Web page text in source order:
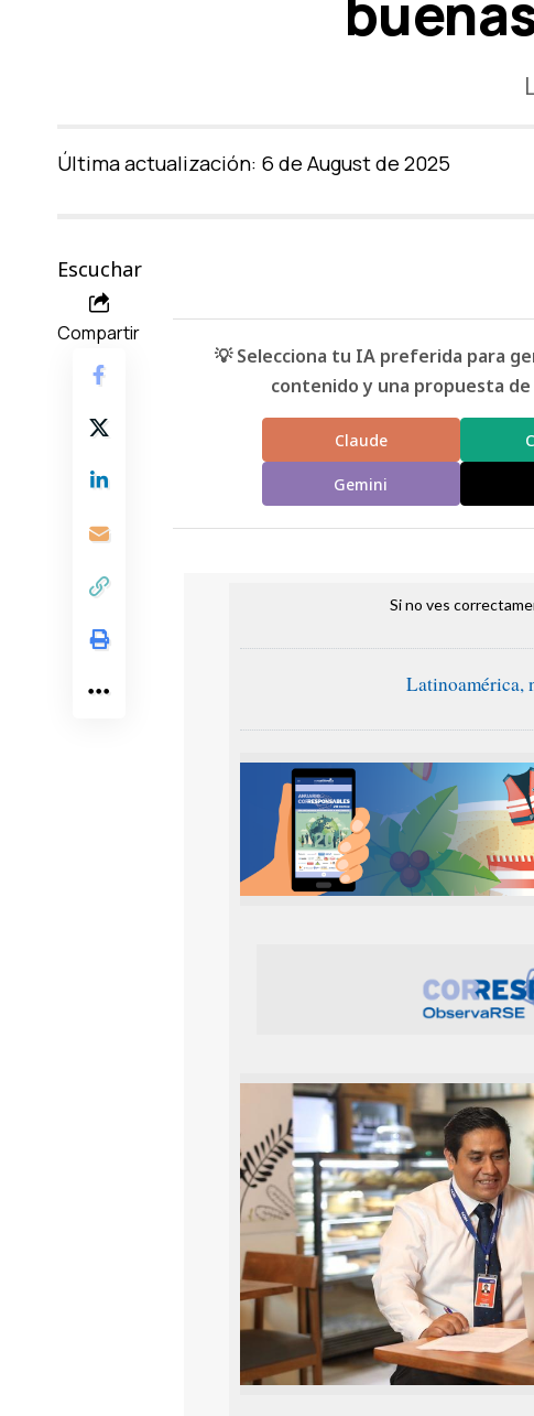
Última actualización: 6 de August de 2025
Escuchar
Compartir
💡 Selecciona tu IA preferida para
contenido y una propuesta
Claude
Gemini
Si no ves
Latinoamérica,